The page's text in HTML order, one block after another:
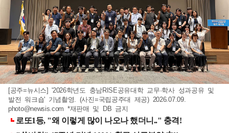
[공주=뉴시스] '2026학년도 충남RISE공유대학 교무·학사 성과공유 및
발전 워크숍' 기념촬영. (사진=국립공주대 제공) 2026.07.09.
photo@newsis.com *재판매 및 DB 금지